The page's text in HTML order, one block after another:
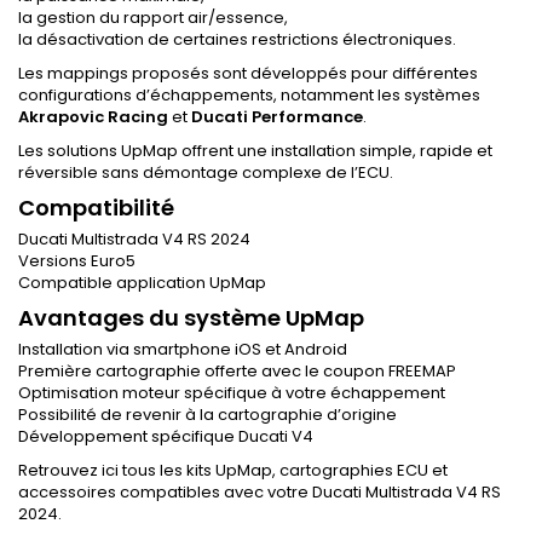
la gestion du rapport air/essence,
la désactivation de certaines restrictions électroniques.
Les mappings proposés sont développés pour différentes
configurations d’échappements, notamment les systèmes
Akrapovic Racing et Ducati Performance.
Les solutions UpMap offrent une installation simple, rapide et
réversible sans démontage complexe de l’ECU.
Compatibilité
Ducati Multistrada V4 RS 2024
Versions Euro5
Compatible application UpMap
Avantages du système UpMap
Installation via smartphone iOS et Android
Première cartographie offerte avec le coupon FREEMAP
Optimisation moteur spécifique à votre échappement
Possibilité de revenir à la cartographie d’origine
Développement spécifique Ducati V4
Retrouvez ici tous les kits UpMap, cartographies ECU et
accessoires compatibles avec votre Ducati Multistrada V4 RS
2024.